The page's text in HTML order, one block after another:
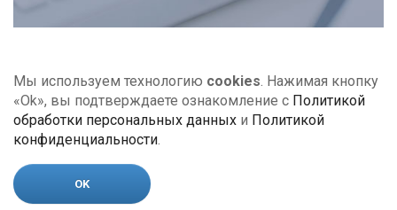
Мы используем технологию cookies. Нажимая кнопку
«Ok», вы подтверждаете ознакомление с Политикой
обработки персональных данных и Политикой
конфиденциальности.
OK